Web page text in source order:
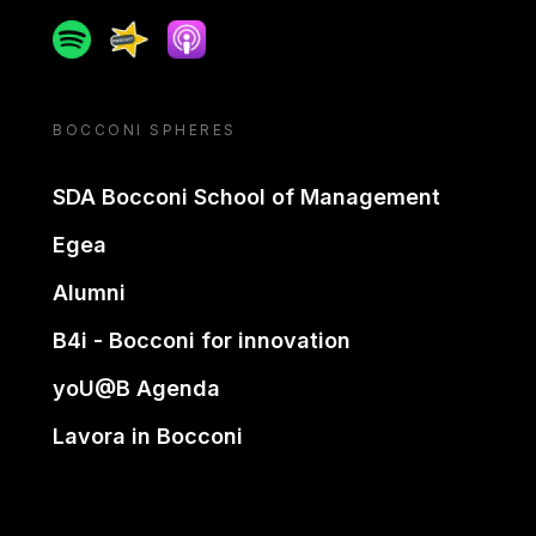
SpotifySpreakerApple podcast
BOCCONI SPHERES
SDA Bocconi School of Management
Egea
Alumni
B4i - Bocconi for innovation
yoU@B Agenda
Lavora in Bocconi